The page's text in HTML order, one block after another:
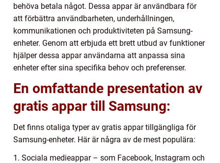
behöva betala något. Dessa appar är användbara för
att förbättra användbarheten, underhållningen,
kommunikationen och produktiviteten på Samsung-
enheter. Genom att erbjuda ett brett utbud av funktioner
hjälper dessa appar användarna att anpassa sina
enheter efter sina specifika behov och preferenser.
En omfattande presentation av
gratis appar till Samsung:
Det finns otaliga typer av gratis appar tillgängliga för
Samsung-enheter. Här är några av de mest populära:
1. Sociala medieappar – som Facebook, Instagram och